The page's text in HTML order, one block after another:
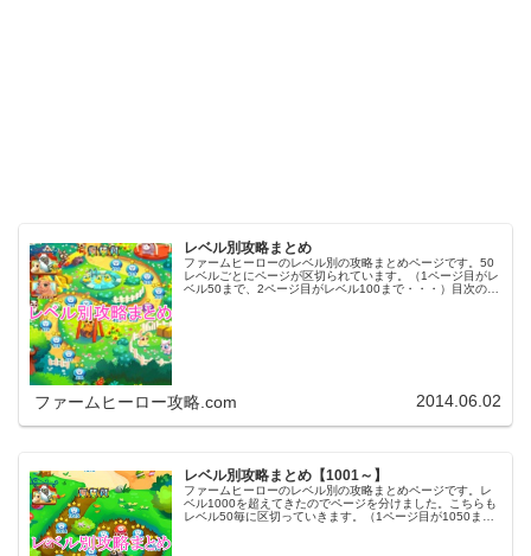
レベル別攻略まとめ
ファームヒーローのレベル別の攻略まとめページです。50
レベルごとにページが区切られています。（1ページ目がレ
ベル50まで、2ページ目がレベル100まで・・・）目次のリ
ファームヒーロー攻略.com 2014.06.02
レベル別攻略まとめ【1001～】
ファームヒーローのレベル別の攻略まとめページです。レ
ベル1000を超えてきたのでページを分けました。こちらも
レベル50毎に区切っていきます。（1ページ目が1050ま